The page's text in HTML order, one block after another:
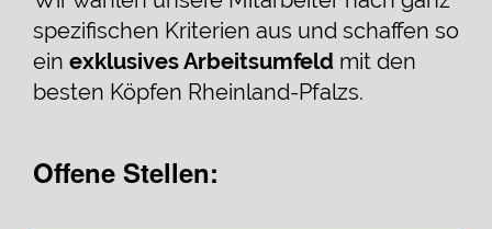
spezifischen Kriterien aus und schaffen so
ein exklusives Arbeitsumfeld mit den
besten Köpfen Rheinland-Pfalzs.
Offene Stellen: